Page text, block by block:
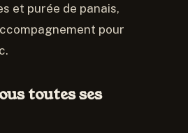
et purée de panais,
pour
toutes ses